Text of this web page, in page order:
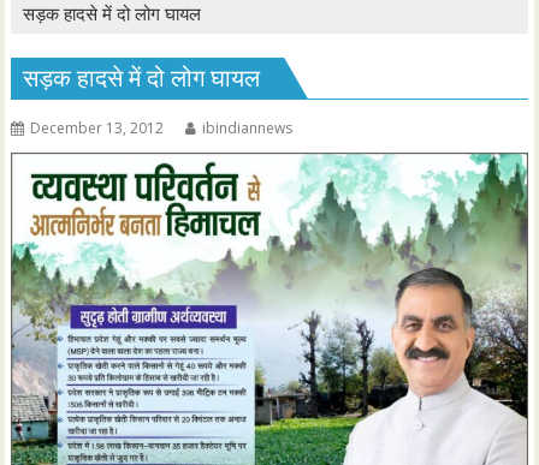
सड़क हादसे में दो लोग घायल
सड़क हादसे में दो लोग घायल
December 13, 2012 ibindiannews